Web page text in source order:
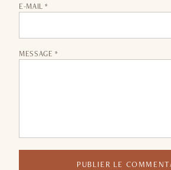
E-MAIL *
MESSAGE *
PUBLIER LE